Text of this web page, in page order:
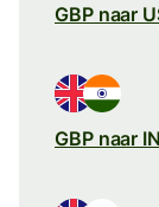
GBP naar
GBP naar